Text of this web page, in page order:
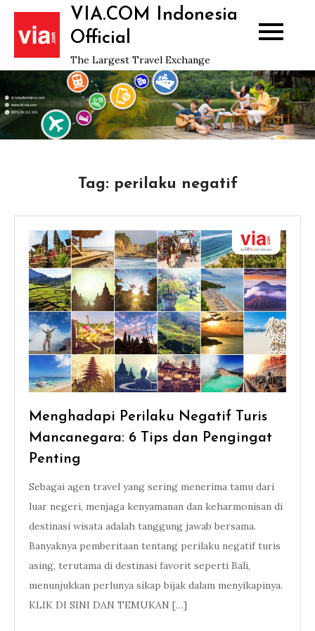
Skip
content
VIA.COM Indonesia
Official
The Largest Travel Exchange
Tag: perilaku negatif
Menghadapi Perilaku Negatif Turis
Mancanegara: 6 Tips dan Pengingat
Penting
Sebagai agen travel yang sering menerima tamu dari
luar negeri, menjaga kenyamanan dan keharmonisan di
destinasi wisata adalah tanggung jawab bersama.
Banyaknya pemberitaan tentang perilaku negatif turis
asing, terutama di destinasi favorit seperti Bali,
menunjukkan perlunya sikap bijak dalam menyikapinya.
KLIK DI SINI DAN TEMUKAN […]